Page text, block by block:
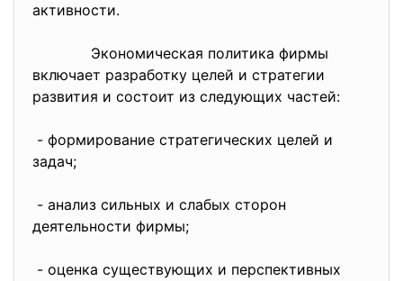
активности.
Экономическая политика фирмы
включает разработку целей и стратегии
развития и состоит из следующих частей:
- формирование стратегических целей и
задач;
- анализ сильных и слабых сторон
деятельности фирмы;
- оценка существующих и перспективных